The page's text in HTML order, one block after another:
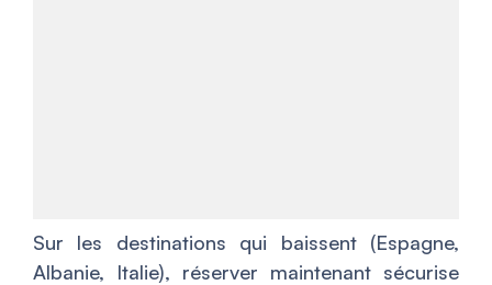
Sur les destinations qui baissent (Espagne,
Albanie, Italie), réserver maintenant sécurise